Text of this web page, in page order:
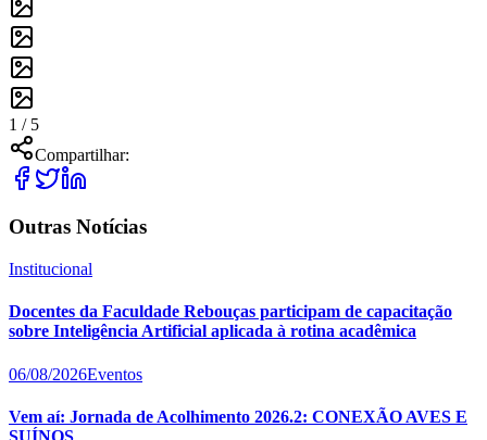
1 / 5
Compartilhar:
Outras Notícias
Institucional
Docentes da Faculdade Rebouças participam de capacitação
sobre Inteligência Artificial aplicada à rotina acadêmica
06/08/2026Eventos
Vem aí: Jornada de Acolhimento 2026.2: CONEXÃO AVES E
SUÍNOS